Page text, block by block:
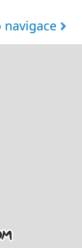
navigace